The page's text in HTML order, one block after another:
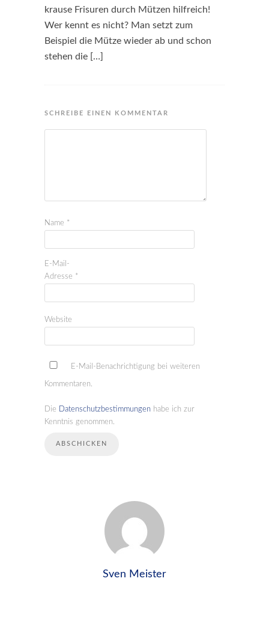
krause Frisuren durch Mützen hilfreich!
Wer kennt es nicht? Man setzt zum
Beispiel die Mütze wieder ab und schon
stehen die […]
SCHREIBE EINEN KOMMENTAR
Name *
E-Mail-
Adresse *
Website
E-Mail-Benachrichtigung bei weiteren
Kommentaren.
Die Datenschutzbestimmungen habe ich zur
Kenntnis genommen.
Sven Meister